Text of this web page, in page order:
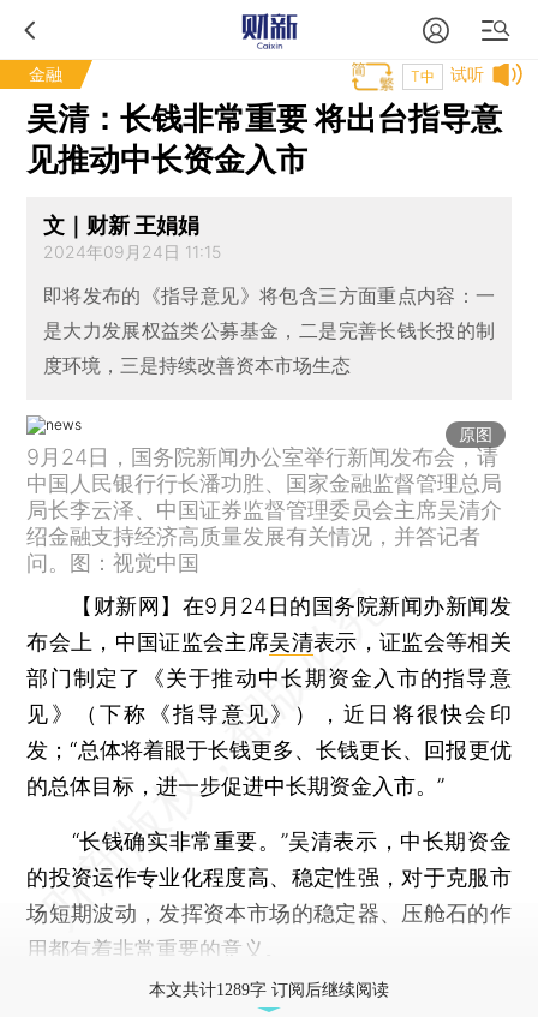
金融 试听
T中
吴清：长钱非常重要 将出台指导意
见推动中长资金入市
文｜财新 王娟娟
2024年09月24日 11:15
即将发布的《指导意见》将包含三方面重点内容：一
是大力发展权益类公募基金，二是完善长钱长投的制
度环境，三是持续改善资本市场生态
原图
9月24日，国务院新闻办公室举行新闻发布会，请
中国人民银行行长潘功胜、国家金融监督管理总局
局长李云泽、中国证券监督管理委员会主席吴清介
绍金融支持经济高质量发展有关情况，并答记者
问。图：视觉中国
【财新网】 在9月24日的国务院新闻办新闻发
布会上，中国证监会主席吴清表示，证监会等相关
部门制定了《关于推动中长期资金入市的指导意
见》（下称《指导意见》），近日将很快会印
发；“总体将着眼于长钱更多、长钱更长、回报更优
的总体目标，进一步促进中长期资金入市。”
“长钱确实非常重要。”吴清表示，中长期资金
的投资运作专业化程度高、稳定性强，对于克服市
场短期波动，发挥资本市场的稳定器、压舱石的作
用都有着非常重要的意义。
本文共计1289字 订阅后继续阅读